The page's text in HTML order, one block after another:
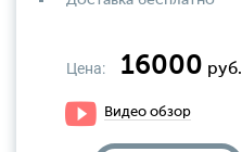
Цена: 16000 руб.
Видео обзор